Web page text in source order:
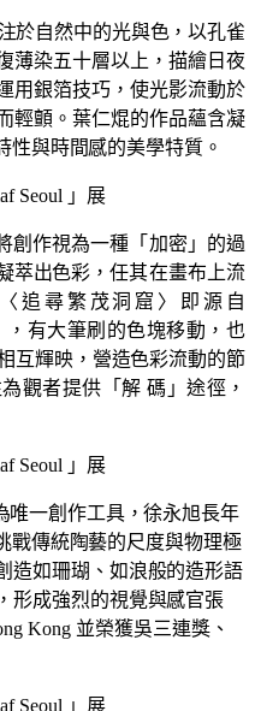
於自然中的光與色，以孔雀
薄染五十層以上，描繪日夜
用銀箔技巧，使光影流動於
輕顫。葉仁焜的作品蘊含凝
性與時間感的美學特質。
創作視為一種「加密」的過
萃出色彩，任其在畫布上流
追尋繁茂洞窟〉即源自
，有大筆刷的色塊移動，也
互輝映，營造色彩流動的節
觀者提供「解 碼」途徑，
唯一創作工具，徐永旭長年
戰傳統陶藝的尺度與物理極
造如珊瑚、如浪般的造形語
形成強烈的視覺與感官張
Kong 並榮獲吳三連獎、